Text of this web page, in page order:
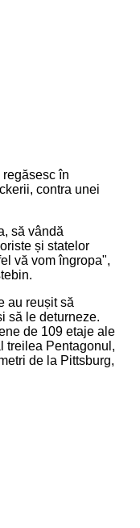
în
contra unei
să vândă
și statelor
vă vom îngropa",
au reușit să
să le deturneze.
de 109 etaje ale
treilea Pentagonul,
de la Pittsburg,